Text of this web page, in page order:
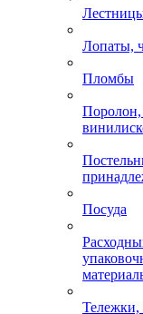
Лопаты,
Пломбы
Поролон,
Посуда
Тележки,